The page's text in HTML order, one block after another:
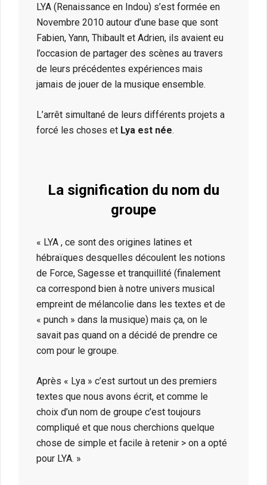
LYA (Renaissance en Indou) s’est formée en
Novembre 2010 autour d’une base que sont
Fabien, Yann, Thibault et Adrien, ils avaient eu
l’occasion de partager des scènes au travers
de leurs précédentes expériences mais
jamais de jouer de la musique ensemble.
L’arrêt simultané de leurs différents projets a
forcé les choses et Lya est née.
La signification du nom du
groupe
« LYA , ce sont des origines latines et
hébraïques desquelles découlent les notions
de Force, Sagesse et tranquillité (finalement
ca correspond bien à notre univers musical
empreint de mélancolie dans les textes et de
« punch » dans la musique) mais ça, on le
savait pas quand on a décidé de prendre ce
com pour le groupe.
Après « Lya » c’est surtout un des premiers
textes que nous avons écrit, et comme le
choix d’un nom de groupe c’est toujours
compliqué et que nous cherchions quelque
chose de simple et facile à retenir > on a opté
pour LYA. »